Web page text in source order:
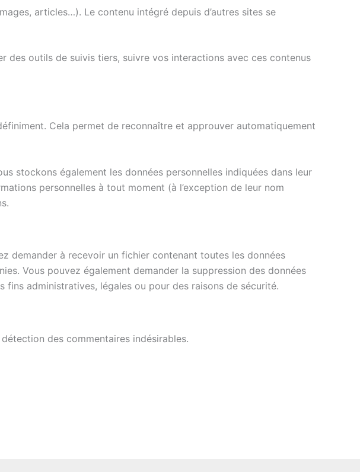
articles…). Le contenu intégré depuis d’autres sites se
des outils de suivis tiers, suivre vos interactions avec ces contenus
Cela permet de reconnaître et approuver automatiquement
stockons également les données personnelles indiquées dans leur
personnelles à tout moment (à l’exception de leur nom
demander à recevoir un fichier contenant toutes les données
Vous pouvez également demander la suppression des données
administratives, légales ou pour des raisons de sécurité.
des commentaires indésirables.